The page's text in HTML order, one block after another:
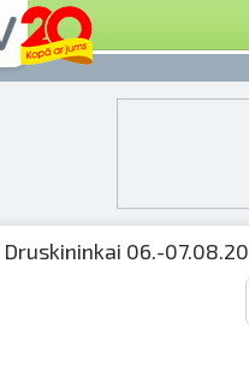
Druskininkai 06.-